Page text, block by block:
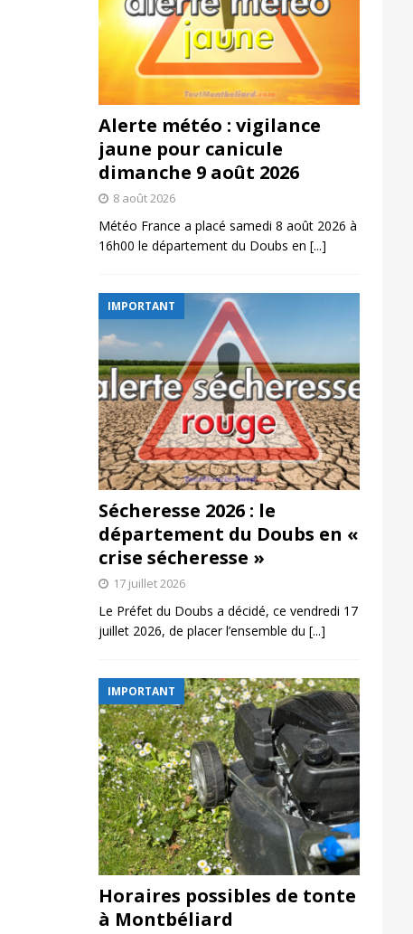
Alerte météo : vigilance
jaune pour canicule
dimanche 9 août 2026
8 août 2026
Météo France a placé samedi 8 août 2026 à
16h00 le département du Doubs en [...]
IMPORTANT
Sécheresse 2026 : le
département du Doubs en «
crise sécheresse »
17 juillet 2026
Le Préfet du Doubs a décidé, ce vendredi 17
juillet 2026, de placer l’ensemble du [...]
IMPORTANT
Horaires possibles de tonte
à Montbéliard